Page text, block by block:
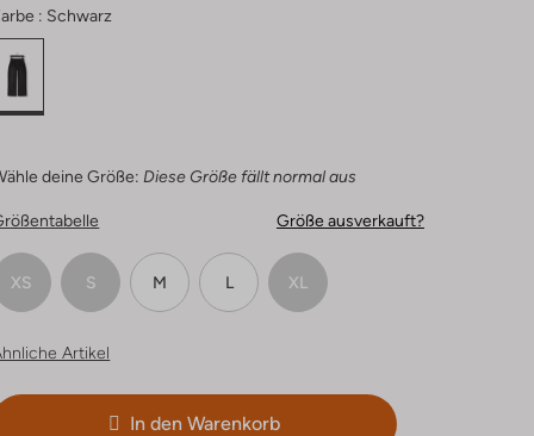
: Schwarz
deine Größe: Diese Größe fällt normal aus
Größe ausverkauft?
XS S M L XL
Artikel
In den Warenkorb